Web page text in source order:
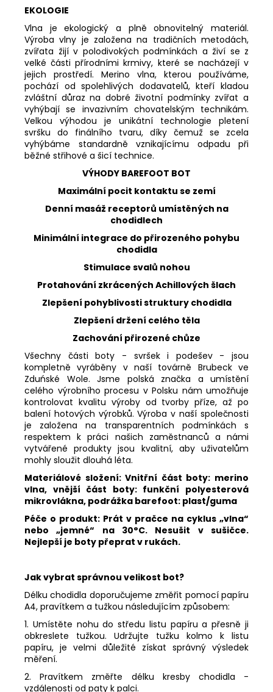
EKOLOGIE
Vlna je ekologický a plně obnovitelný materiál.
Výroba vlny je založena na tradičních metodách,
zvířata žijí v polodivokých podmínkách a živí se z
velké části přírodními krmivy, které se nacházejí v
jejich prostředí. Merino vlna, kterou používáme,
pochází od spolehlivých dodavatelů, kteří kladou
zvláštní důraz na dobré životní podmínky zvířat a
vyhýbají se invazivním chovatelským technikám.
Velkou výhodou je unikátní technologie pletení
svršku do finálního tvaru, díky čemuž se zcela
vyhýbáme standardně vznikajícímu odpadu při
běžné střihové a šicí technice.
VÝHODY BAREFOOT BOT
Maximální pocit kontaktu se zemí
Denní masáž receptorů umístěných na
chodidlech
Minimální integrace do přirozeného pohybu
chodidla
Stimulace svalů nohou
Protahování zkrácených Achillových šlach
Zlepšení pohyblivosti struktury chodidla
Zlepšení držení celého těla
Zachování přirozené chůze
Všechny části boty - svršek i podešev - jsou
kompletně vyráběny v naší továrně Brubeck ve
Zduńské Wole. Jsme polská značka a umístění
celého výrobního procesu v Polsku nám umožňuje
kontrolovat kvalitu výroby od tvorby příze, až po
balení hotových výrobků. Výroba v naší společnosti
je založena na transparentních podmínkách s
respektem k práci našich zaměstnanců a námi
vytvářené produkty jsou kvalitní, aby uživatelům
mohly sloužit dlouhá léta.
Materiálové složení: Vnitřní část boty: merino
vlna, vnější část boty: funkční polyesterová
mikrovlákna, podrážka barefoot: plast/guma
Péče o produkt: Prát v pračce na cyklus „vlna“
nebo „jemné“ na 30°C. Nesušit v sušičce.
Nejlepší je boty přeprat v rukách.
Jak vybrat správnou velikost bot?
Délku chodidla doporučujeme změřit pomocí papíru
A4, pravítkem a tužkou následujícím způsobem:
1. Umístěte nohu do středu listu papíru a přesně ji
obkreslete tužkou. Udržujte tužku kolmo k listu
papíru, je velmi důležité získat správný výsledek
měření.
2. Pravítkem změřte délku kresby chodidla -
vzdálenosti od paty k palci.